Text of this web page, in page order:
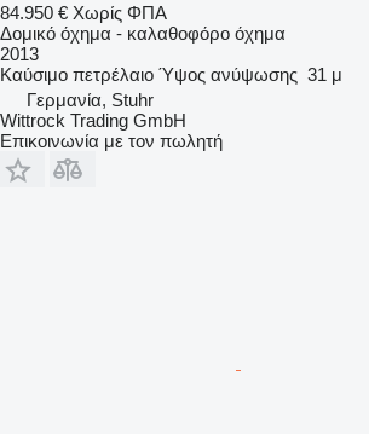
84.950 € Χωρίς ΦΠΑ
Δομικό όχημα - καλαθοφόρο όχημα
2013
Καύσιμο πετρέλαιο Ύψος ανύψωσης 31 μ
Γερμανία, Stuhr
Wittrock Trading GmbH
Επικοινωνία με τον πωλητή